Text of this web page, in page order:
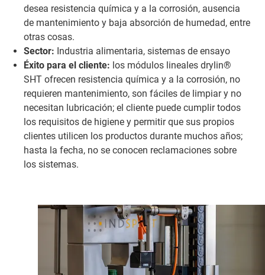
desea resistencia química y a la corrosión, ausencia
de mantenimiento y baja absorción de humedad, entre
otras cosas.
Sector: Industria alimentaria, sistemas de ensayo
Éxito para el cliente: los módulos lineales drylin®
SHT ofrecen resistencia química y a la corrosión, no
requieren mantenimiento, son fáciles de limpiar y no
necesitan lubricación; el cliente puede cumplir todos
los requisitos de higiene y permitir que sus propios
clientes utilicen los productos durante muchos años;
hasta la fecha, no se conocen reclamaciones sobre
los sistemas.